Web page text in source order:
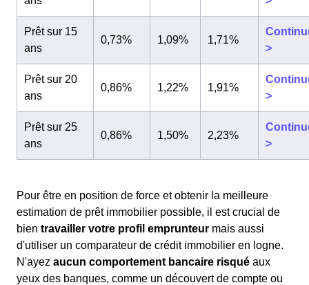
Prêt sur 15
ans
0,73% 1,09% 1,71%
>
Prêt sur 20
ans
0,86% 1,22% 1,91%
>
Prêt sur 25
ans
0,86% 1,50% 2,23%
>
Pour être en position de force et obtenir la meilleure
estimation de prêt immobilier possible, il est crucial de
bien travailler votre profil emprunteur mais aussi
d'utiliser un comparateur de crédit immobilier en logne.
N'ayez aucun comportement bancaire risqué aux
yeux des banques, comme un découvert de compte ou